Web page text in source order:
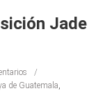
Jade
de Guatemala